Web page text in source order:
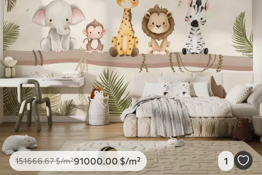
151666.67$/m²91000 .00 $/m² 1